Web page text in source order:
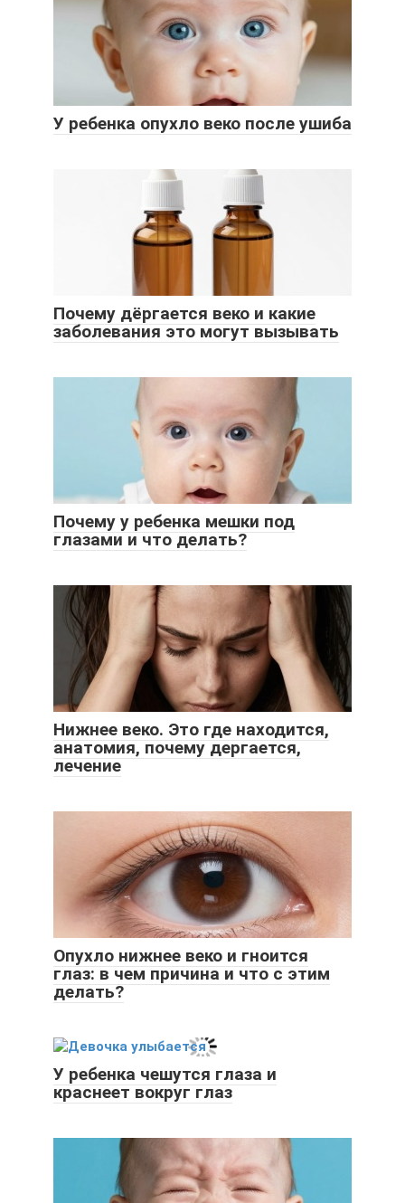
У ребенка опухло веко после ушиба
Почему дёргается веко и какие
заболевания это могут вызывать
Почему у ребенка мешки под
глазами и что делать?
Нижнее веко. Это где находится,
анатомия, почему дергается,
лечение
Опухло нижнее веко и гноится
глаз: в чем причина и что с этим
делать?
У ребенка чешутся глаза и
краснеет вокруг глаз